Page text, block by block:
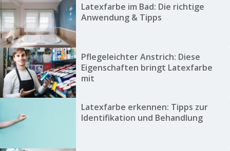
Latexfarbe im Bad: Die richtige
Anwendung & Tipps
Pflegeleichter Anstrich: Diese
Eigenschaften bringt Latexfarbe
mit
Latexfarbe erkennen: Tipps zur
Identifikation und Behandlung